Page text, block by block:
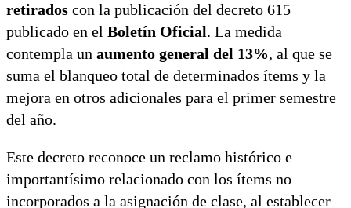
retirados con la publicación del decreto 615
publicado en el Boletín Oficial. La medida
contempla un aumento general del 13%, al que se
suma el blanqueo total de determinados ítems y la
mejora en otros adicionales para el primer semestre
del año.
Este decreto reconoce un reclamo histórico e
importantísimo relacionado con los ítems no
incorporados a la asignación de clase, al establecer